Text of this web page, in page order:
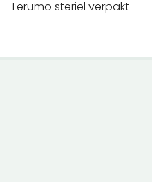
Terumo steriel verpakt